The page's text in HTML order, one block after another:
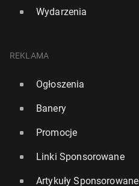
Wydarzenia
REKLAMA
Ogłoszenia
Banery
Promocje
Linki Sponsorowane
Artykuły Sponsorowane